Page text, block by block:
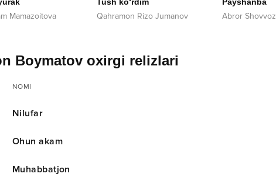
Mamazoitova Qahramon Rizo Jumanov Abror Shovvoz
Boymatov oxirgi relizlari
NOMI
Nilufar
Ohun akam
Muhabbatjon